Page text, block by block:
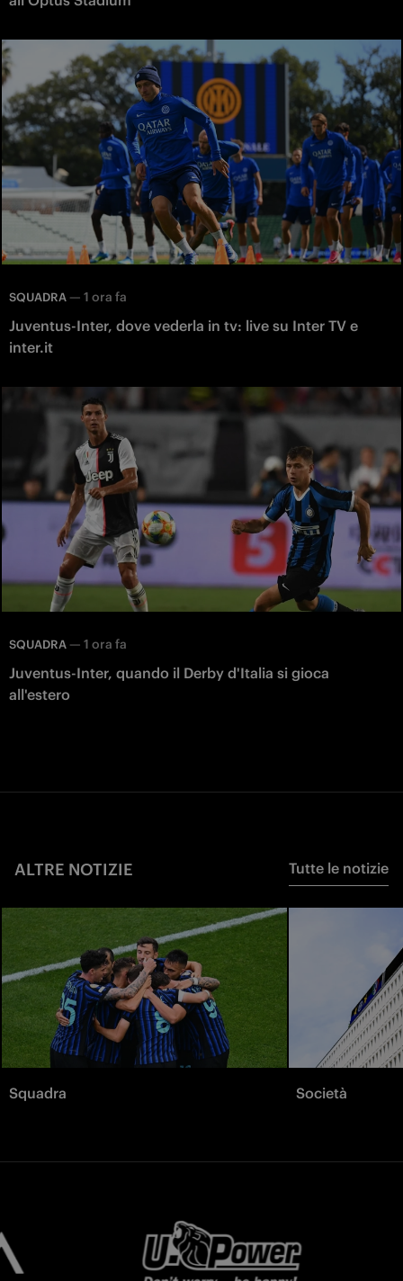
SQUADRA — 1 ora fa
Juventus-Inter, dove vederla in tv: live su Inter TV e
inter.it
SQUADRA — 1 ora fa
Juventus-Inter, quando il Derby d'Italia si gioca
all'estero
ALTRE NOTIZIE Tutte le notizie
Squadra Società